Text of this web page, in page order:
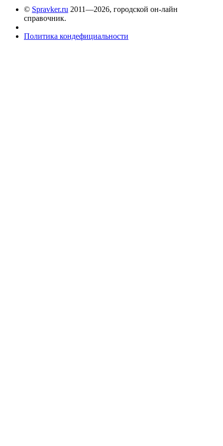
© Spravker.ru 2011—2026, городской он-лайн
справочник.
Политика кондефициальности